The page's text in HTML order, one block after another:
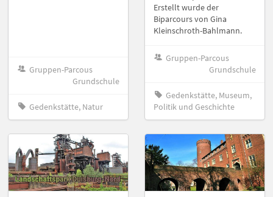
Gruppen-Parcous
Grundschule
Gedenkstätte, Natur
Erstellt wurde der
Biparcours von Gina
Kleinschroth-Bahlmann.
Gruppen-Parcous
Grundschule
Gedenkstätte, Museum,
Politik und Geschichte